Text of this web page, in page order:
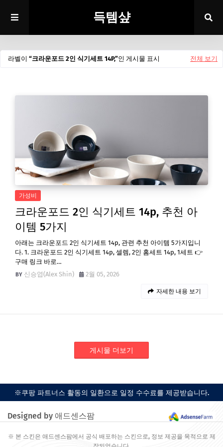
득템샾
라벨이 크라운포드 2인 식기세트 14P, 인 게시물 표시 전체 보기
가성비
크라운포드 2인 식기세트 14p, 추천 아
이템 5가지
아래는 크라운포드 2인 식기세트 14p, 관련 추천 아이템 5가지입니
다. 1. 크라운포드 2인 식기세트 14p, 셀렘, 2인 홈세트 14p, 1세트 👉
구매 링크 바로…
신승엽(Alex Shin)
2월 05, 2026
자세한 내용 보기
게시물 더보기
※쿠팡 파트너스 활동의 일환으로 일정 수수료를 제공받습니다.
Designed by 애드센스팜
※ 본 스킨은 애드센스팜에서 공식 배포하는 스킨으로, 정보 제공을 목적으로 제